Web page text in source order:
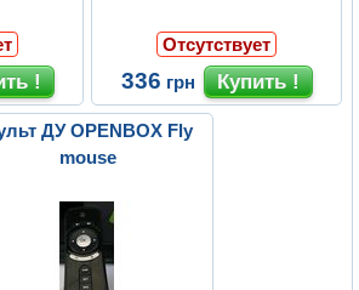
Отсутствует
336 грн
ДУ OPENBOX Fly
mouse